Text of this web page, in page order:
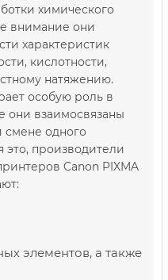
химического
внимание они
характеристик
кислотности,
натяжению.
особую роль в
они взаимосвязаны
одного
это, производители
Canon PIXMA
элементов, а также